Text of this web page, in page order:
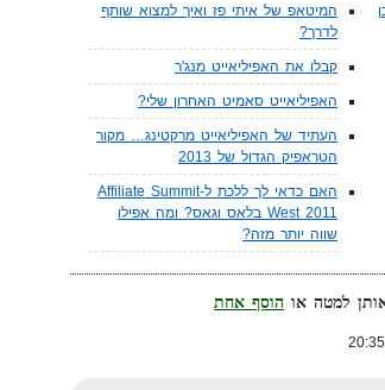
המיטאפ של איתי פז ואיך למצוא שותף
לדרך?
קבלו את האפיליאייט מנג'ר
האפיליאייט סאמיט האחרון שלי?
העתיד של האפיליאייט מרקטינג… מקור
הטראפיק הגדול של 2013
האם כדאי לך ללכת ל-Affiliate Summit
West 2011 בלאס וגאס? ומה אפילו
שווה יותר מזה?
הוסף אחת